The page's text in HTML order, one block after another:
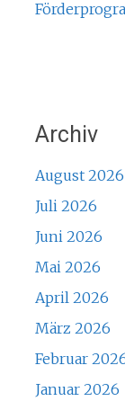
Archiv
August 2026
Juli 2026
Juni 2026
Mai 2026
April 2026
März 2026
Februar
Januar 2026